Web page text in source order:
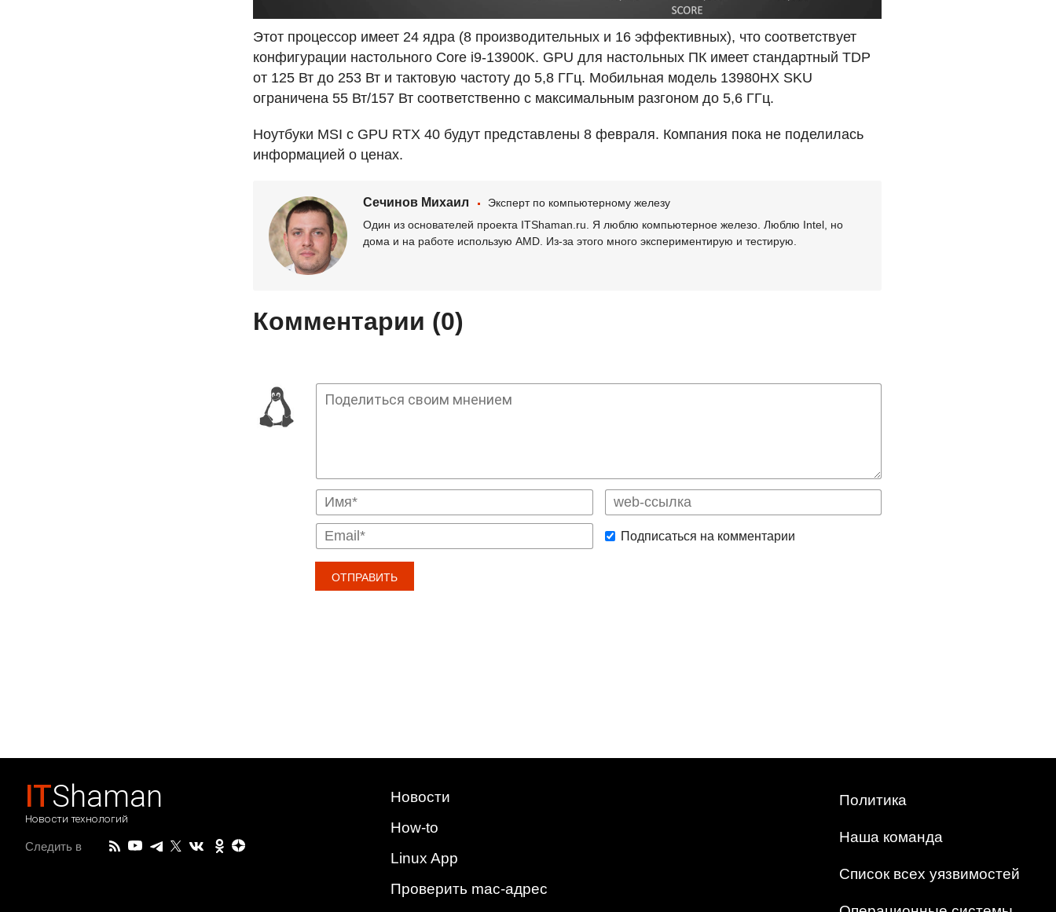
Этот процессор имеет 24 ядра (8 производительных и 16 эффективных), что соответствует
конфигурации настольного Core i9-13900K. GPU для настольных ПК имеет стандартный TDP
от 125 Вт до 253 Вт и тактовую частоту до 5,8 ГГц. Мобильная модель 13980HX SKU
ограничена 55 Вт/157 Вт соответственно с максимальным разгоном до 5,6 ГГц.
Ноутбуки MSI с GPU RTX 40 будут представлены 8 февраля. Компания пока не поделилась
информацией о ценах.
Сечинов Михаил
Эксперт по компьютерному железу
Один из основателей проекта ITShaman.ru. Я люблю компьютерное железо. Люблю Intel, но
дома и на работе использую AMD. Из-за этого много экспериментирую и тестирую.
Комментарии (0)
Подписаться на комментарии
ITShaman
Новости технологий
Следить в
Новости
How-to
Linux App
Проверить mac-адрес
Политика
Наша команда
Список всех уязвимостей